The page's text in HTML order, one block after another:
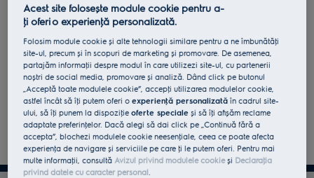
Acest site folosește module cookie pentru a-
ţi oferi o experienţă personalizată.
Folosim module cookie și alte tehnologii similare pentru a ne îmbunătăţi
site-ul, precum și în scopuri de marketing și promovare. De asemenea,
partajăm informaţii despre modul în care utilizezi site-ul, cu partenerii
noștri de social media, promovare și analiză. Dând click pe butonul
„Acceptă toate modulele cookie”, accepţi utilizarea modulelor cookie,
astfel încât să îţi putem oferi oexperienţă personalizată în cadrul site-
ului, să îţi punem la dispoziţieoferte speciale și să îţi afișăm reclame
adaptate preferinţelor. Dacă alegi să dai click pe „Continuă fără a
accepta”, blochezi modulele cookie neesenţiale, ceea ce poate afecta
experienţa de navigare și serviciile pe care ţi le putem oferi. Pentru mai
multe informaţii, consultă Avizul privind modulele cookieși Declaraţia
privind datele cu caracter personal.